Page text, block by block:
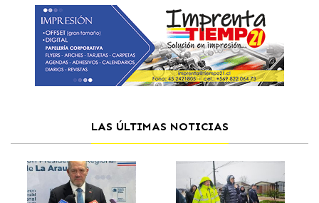
LAS ÚLTIMAS NOTICIAS